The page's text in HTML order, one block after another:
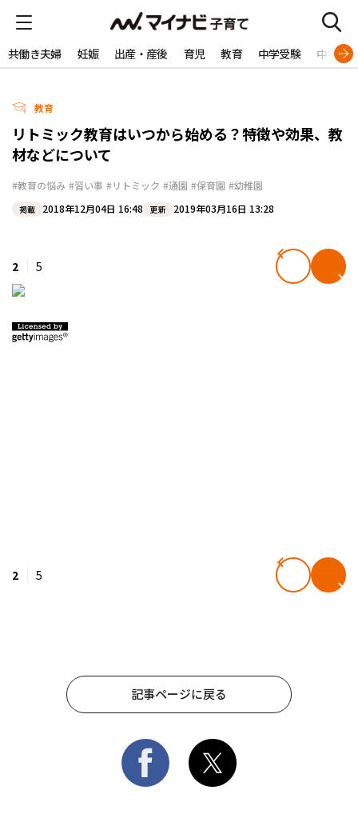
共働き夫婦 妊娠 出産・産後 育児 教育 中学受験 中学生
教育
リトミック教育はいつから始める？特徴や効果、教
材などについて
#教育の悩み #習い事 #リトミック #通園 #保育園 #幼稚園
掲載 2018年12月04日 16:48 更新 2019年03月16日 13:28
2 5
2 5
記事ページに戻る